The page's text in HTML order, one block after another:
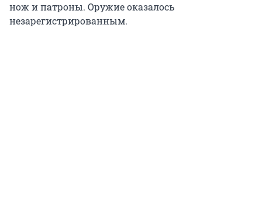
нож и патроны. Оружие оказалось
незарегистрированным.